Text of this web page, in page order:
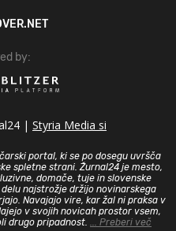
by:
| Styria Media si
portal, ki se po dosegu uvršča
spletne strani. Žurnal24 je mesto,
domače, tuje in slovenske
najstrožje držijo novinarskega
Navajajo vire, kar žal ni praksa v
v svojih novicah prostor vsem,
drugo pripadnost. ... Preberi več